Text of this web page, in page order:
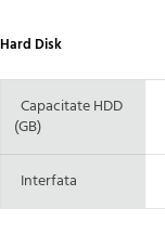
Hard Disk
Capacitate HDD
(GB)
Interfata